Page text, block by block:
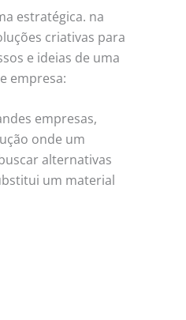
estratégica. na
criativas para
e ideias de uma
empresa:
empresas,
onde um
alternativas
um material